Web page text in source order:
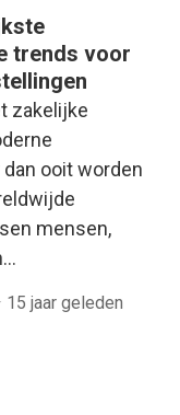
trends voor
zakelijke
ooit worden
mensen,
· 15 jaar geleden